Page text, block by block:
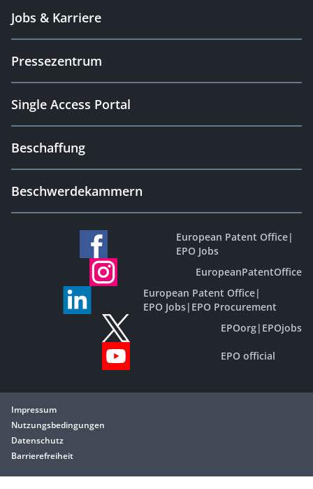
Jobs & Karriere
Pressezentrum
Single Access Portal
Beschaffung
Beschwerdekammern
European Patent Office|
EPO Jobs
EuropeanPatentOffice
European Patent Office|
EPO Jobs| EPO Procurement
EPOorg| EPOjobs
EPO official
Impressum
Nutzungsbedingungen
Datenschutz
Barrierefreiheit